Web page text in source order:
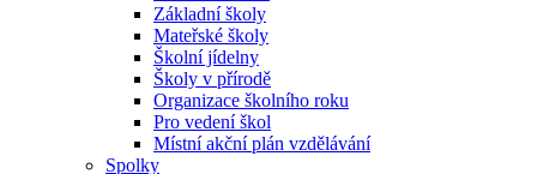
Základní školy
Mateřské školy
Školní jídelny
Školy v přírodě
Organizace školního roku
Pro vedení škol
Místní akční plán vzdělávání
Spolky